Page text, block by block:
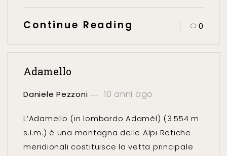
Continue Reading 0
Adamello
Daniele Pezzoni 10 anni ago
L’Adamello (in lombardo Adamèl) (3.554 m
s.l.m.) è una montagna delle Alpi Retiche
meridionali costituisce la vetta principale